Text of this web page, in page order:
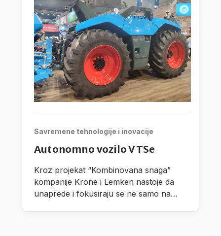
Savremene tehnologije i inovacije
Autonomno vozilo VTSe
Kroz projekat “Kombinovana snaga”
kompanije Krone i Lemken nastoje da
unaprede i fokusiraju se ne samo na